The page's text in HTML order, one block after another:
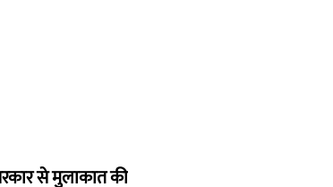
से मुलाकात की